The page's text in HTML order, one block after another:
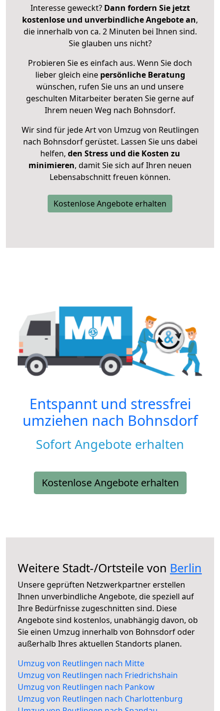
Interesse geweckt? Dann fordern Sie jetzt
kostenlose und unverbindliche Angebote an,
die innerhalb von ca. 2 Minuten bei Ihnen sind.
Sie glauben uns nicht?
Probieren Sie es einfach aus. Wenn Sie doch
lieber gleich eine persönliche Beratung
wünschen, rufen Sie uns an und unsere
geschulten Mitarbeiter beraten Sie gerne auf
Ihrem neuen Weg nach Bohnsdorf.
Wir sind für jede Art von Umzug von Reutlingen
nach Bohnsdorf gerüstet. Lassen Sie uns dabei
helfen, den Stress und die Kosten zu
minimieren, damit Sie sich auf Ihren neuen
Lebensabschnitt freuen können.
Kostenlose Angebote erhalten
Entspannt und stressfrei
umziehen nach Bohnsdorf
Sofort Angebote erhalten
Kostenlose Angebote erhalten
Weitere Stadt-/Ortsteile von Berlin
Unsere geprüften Netzwerkpartner erstellen
Ihnen unverbindliche Angebote, die speziell auf
Ihre Bedürfnisse zugeschnitten sind. Diese
Angebote sind kostenlos, unabhängig davon, ob
Sie einen Umzug innerhalb von Bohnsdorf oder
außerhalb Ihres aktuellen Standorts planen.
Umzug von Reutlingen nach Mitte
Umzug von Reutlingen nach Friedrichshain
Umzug von Reutlingen nach Pankow
Umzug von Reutlingen nach Charlottenburg